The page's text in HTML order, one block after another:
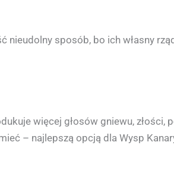
nieudolny sposób, bo ich własny
więcej głosów gniewu, złości,
– najlepszą opcją dla Wysp